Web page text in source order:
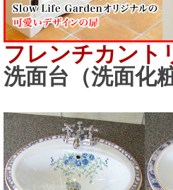
フレンチカント
洗面台（洗面